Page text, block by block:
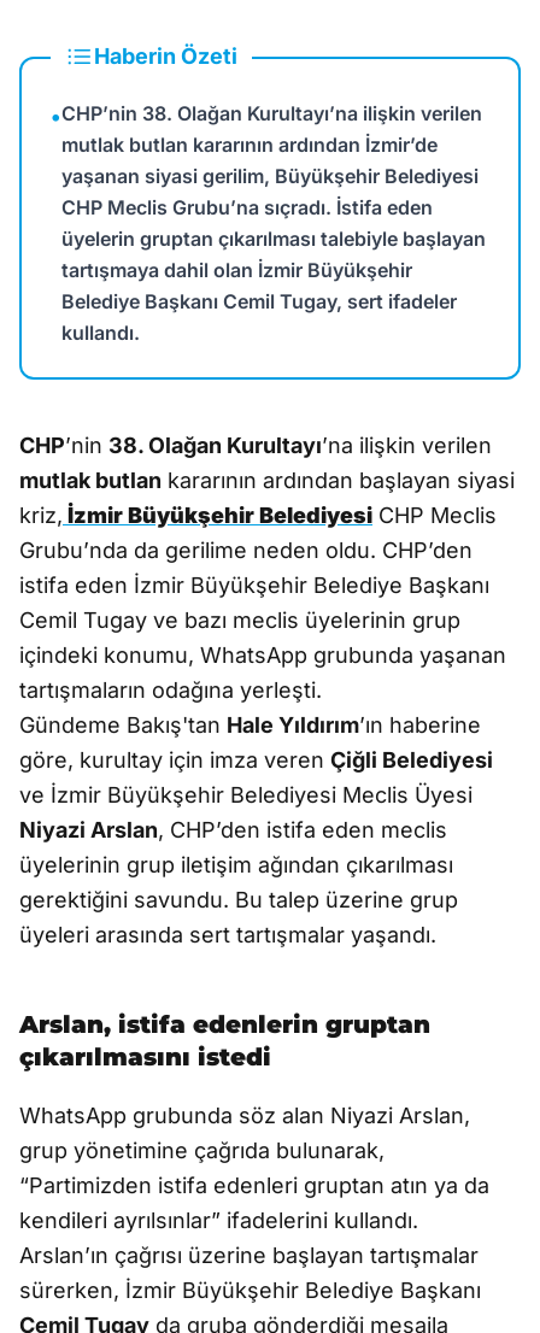
Haberin Özeti
•CHP’nin 38. Olağan Kurultayı’na ilişkin verilen
mutlak butlan kararının ardından İzmir’de
yaşanan siyasi gerilim, Büyükşehir Belediyesi
CHP Meclis Grubu’na sıçradı. İstifa eden
üyelerin gruptan çıkarılması talebiyle başlayan
tartışmaya dahil olan İzmir Büyükşehir
Belediye Başkanı Cemil Tugay, sert ifadeler
kullandı.
CHP’nin 38. Olağan Kurultayı’na ilişkin verilen
mutlak butlan kararının ardından başlayan siyasi
kriz, İzmir Büyükşehir Belediyesi CHP Meclis
Grubu’nda da gerilime neden oldu. CHP’den
istifa eden İzmir Büyükşehir Belediye Başkanı
Cemil Tugay ve bazı meclis üyelerinin grup
içindeki konumu, WhatsApp grubunda yaşanan
tartışmaların odağına yerleşti.
Gündeme Bakış'tan Hale Yıldırım’ın haberine
göre, kurultay için imza veren Çiğli Belediyesi
ve İzmir Büyükşehir Belediyesi Meclis Üyesi
Niyazi Arslan, CHP’den istifa eden meclis
üyelerinin grup iletişim ağından çıkarılması
gerektiğini savundu. Bu talep üzerine grup
üyeleri arasında sert tartışmalar yaşandı.
Arslan, istifa edenlerin gruptan
çıkarılmasını istedi
WhatsApp grubunda söz alan Niyazi Arslan,
grup yönetimine çağrıda bulunarak,
“Partimizden istifa edenleri gruptan atın ya da
kendileri ayrılsınlar” ifadelerini kullandı.
Arslan’ın çağrısı üzerine başlayan tartışmalar
sürerken, İzmir Büyükşehir Belediye Başkanı
Cemil Tugay da gruba gönderdiği mesajla